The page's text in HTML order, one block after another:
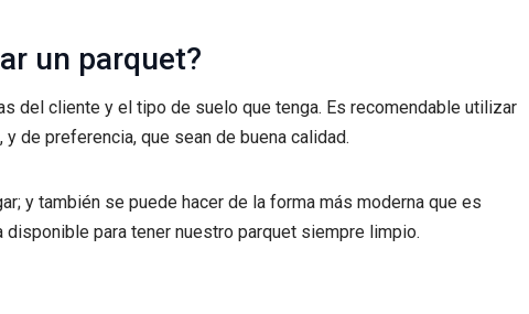
un parquet?
del cliente y el tipo de suelo que tenga. Es recomendable utilizar
de preferencia, que sean de buena calidad.
y también se puede hacer de la forma más moderna que es
para tener nuestro parquet siempre limpio.